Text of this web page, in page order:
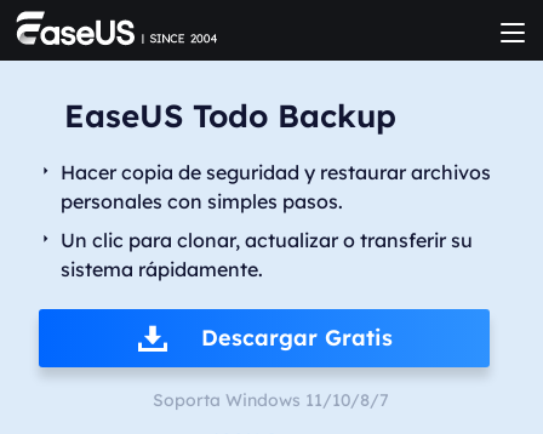
EaseUS Todo Backup
Hacer copia de seguridad y restaurar archivos
personales con simples pasos.
Un clic para clonar, actualizar o transferir su
sistema rápidamente.
Descargar Gratis
Soporta Windows 11/10/8/7